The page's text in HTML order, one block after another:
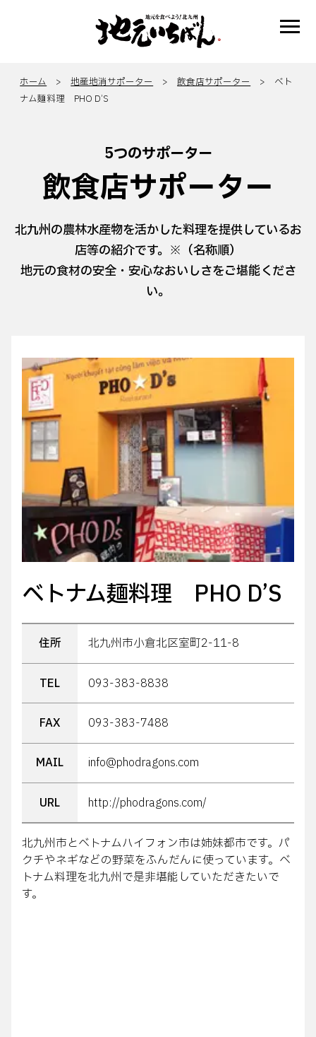
ホーム >地産地消サポーター >飲食店サポーター
> ベト
ナム麺料理 PHO D’S
5つのサポーター
飲食店サポーター
北九州の農林水産物を活かした料理を提供しているお
店等の紹介です。※（名称順）
地元の食材の安全・安心なおいしさをご堪能くださ
い。
ベトナム麺料理 PHO D’S
住所 北九州市小倉北区室町2-11-8
TEL 093-383-8838
FAX 093-383-7488
MAIL info@phodragons.com
URL http://phodragons.com/
北九州市とベトナムハイフォン市は姉妹都市です。パ
クチやネギなどの野菜をふんだんに使っています。ベ
トナム料理を北九州で是非堪能していただきたいで
す。